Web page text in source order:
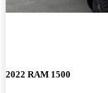
2022 RAM 1500